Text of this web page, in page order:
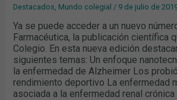
Destacados Mundo colegial / 9 de julio de
Ya se puede acceder a un nuevo
Farmacéutica, la publicación científica
Colegio. En esta nueva edición
siguientes temas: Un enfoque
la enfermedad de Alzheimer Los
rendimiento deportivo La enfermedad
asociada a la enfermedad renal crónica